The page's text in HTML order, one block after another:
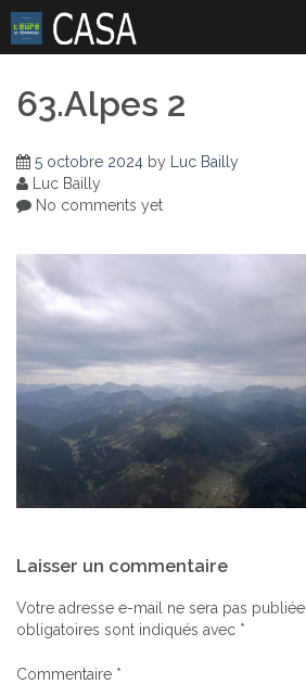
Skip
content
63.Alpes 2
5 octobre 2024 by Luc Bailly
Luc Bailly
No comments yet
de
l’article
Laisser un commentaire
Votre adresse e-mail ne sera pas publiée.
obligatoires sont indiqués avec *
Commentaire *